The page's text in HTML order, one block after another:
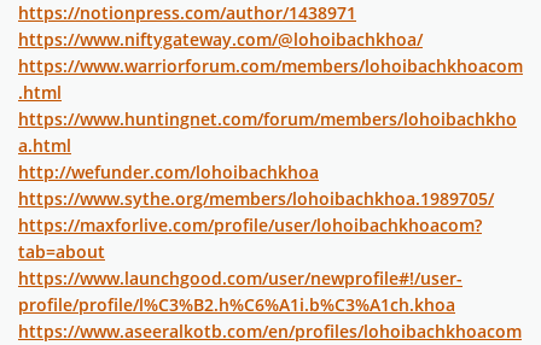
https://notionpress.com/author/1438971
https://www.niftygateway.com/@lohoibachkhoa/
https://www.warriorforum.com/members/lohoibachkhoacom
.html
https://www.huntingnet.com/forum/members/lohoibachkho
a.html
http://wefunder.com/lohoibachkhoa
https://www.sythe.org/members/lohoibachkhoa.1989705/
https://maxforlive.com/profile/user/lohoibachkhoacom?
tab=about
https://www.launchgood.com/user/newprofile#!/user-
profile/profile/l%C3%B2.h%C6%A1i.b%C3%A1ch.khoa
https://www.aseeralkotb.com/en/profiles/lohoibachkhoacom